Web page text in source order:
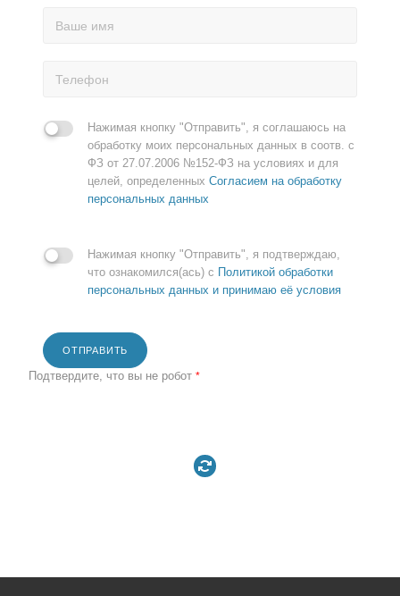
Нажимая кнопку "Отправить", я соглашаюсь на
обработку моих персональных данных в соотв. с
ФЗ от 27.07.2006 №152-ФЗ на условиях и для
целей, определенных Согласием на обработку
персональных данных
Нажимая кнопку "Отправить", я подтверждаю,
что ознакомился(ась) с Политикой обработки
персональных данных и принимаю её условия
ОТПРАВИТЬ
Подтвердите, что вы не робот *